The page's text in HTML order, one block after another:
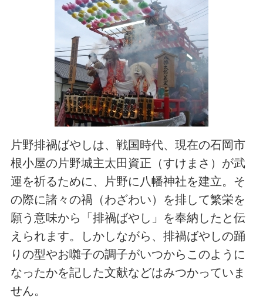
片野排禍ばやしは、戦国時代、現在の石岡市
根小屋の片野城主太田資正（すけまさ）が武
運を祈るために、片野に八幡神社を建立。そ
の際に諸々の禍（わざわい）を排して繁栄を
願う意味から「排禍ばやし」を奉納したと伝
えられます。しかしながら、排禍ばやしの踊
りの型やお囃子の調子がいつからこのように
なったかを記した文献などはみつかっていま
せん。